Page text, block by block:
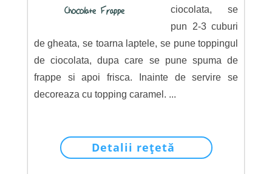
Chocolate Frappe
ciocolata, se
pun 2-3 cuburi
de gheata, se toarna laptele, se pune toppingul
de ciocolata, dupa care se pune spuma de
frappe si apoi frisca. Inainte de servire se
decoreaza cu topping caramel. ...
Detalii rețetă